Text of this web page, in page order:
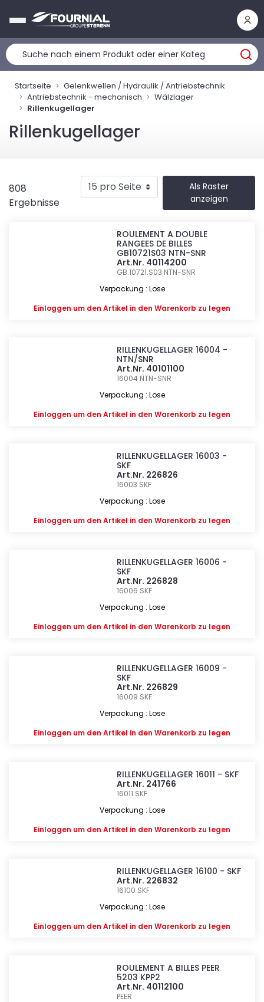
Startseite
Gelenkwellen / Hydraulik / Antriebstechnik
Antriebstechnik - mechanisch
Wälzlager
Rillenkugellager
Rillenkugellager
808
Ergebnisse
Als Raster
anzeigen
ROULEMENT A DOUBLE
RANGEES DE BILLES
GB10721S03 NTN-SNR
Art.Nr. 40114200
GB.10721.S03 NTN-SNR
Verpackung : Lose
Einloggen um den Artikel in den Warenkorb zu legen
RILLENKUGELLAGER 16004 -
NTN/SNR
Art.Nr. 40101100
16004 NTN-SNR
Verpackung : Lose
Einloggen um den Artikel in den Warenkorb zu legen
RILLENKUGELLAGER 16003 -
SKF
Art.Nr. 226826
16003 SKF
Verpackung : Lose
Einloggen um den Artikel in den Warenkorb zu legen
RILLENKUGELLAGER 16006 -
SKF
Art.Nr. 226828
16006 SKF
Verpackung : Lose
Einloggen um den Artikel in den Warenkorb zu legen
RILLENKUGELLAGER 16009 -
SKF
Art.Nr. 226829
16009 SKF
Verpackung : Lose
Einloggen um den Artikel in den Warenkorb zu legen
RILLENKUGELLAGER 16011 - SKF
Art.Nr. 241766
16011 SKF
Verpackung : Lose
Einloggen um den Artikel in den Warenkorb zu legen
RILLENKUGELLAGER 16100 - SKF
Art.Nr. 226832
16100 SKF
Verpackung : Lose
Einloggen um den Artikel in den Warenkorb zu legen
ROULEMENT A BILLES PEER
5203 KPP2
Art.Nr. 40112100
PEER